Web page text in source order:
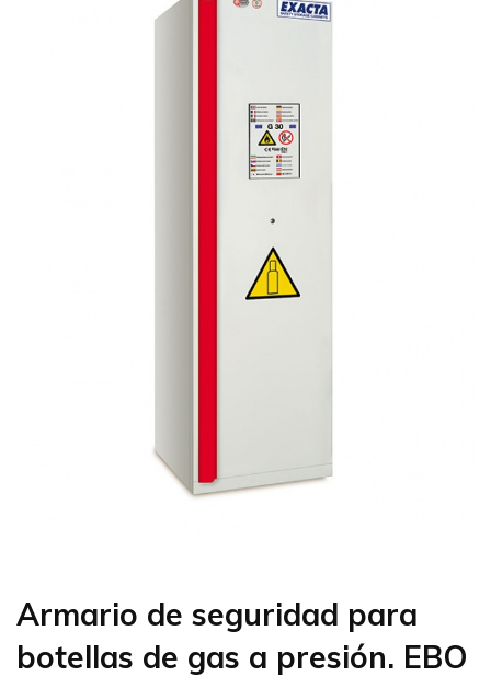
Armario de seguridad para
botellas de gas a presión. EBO